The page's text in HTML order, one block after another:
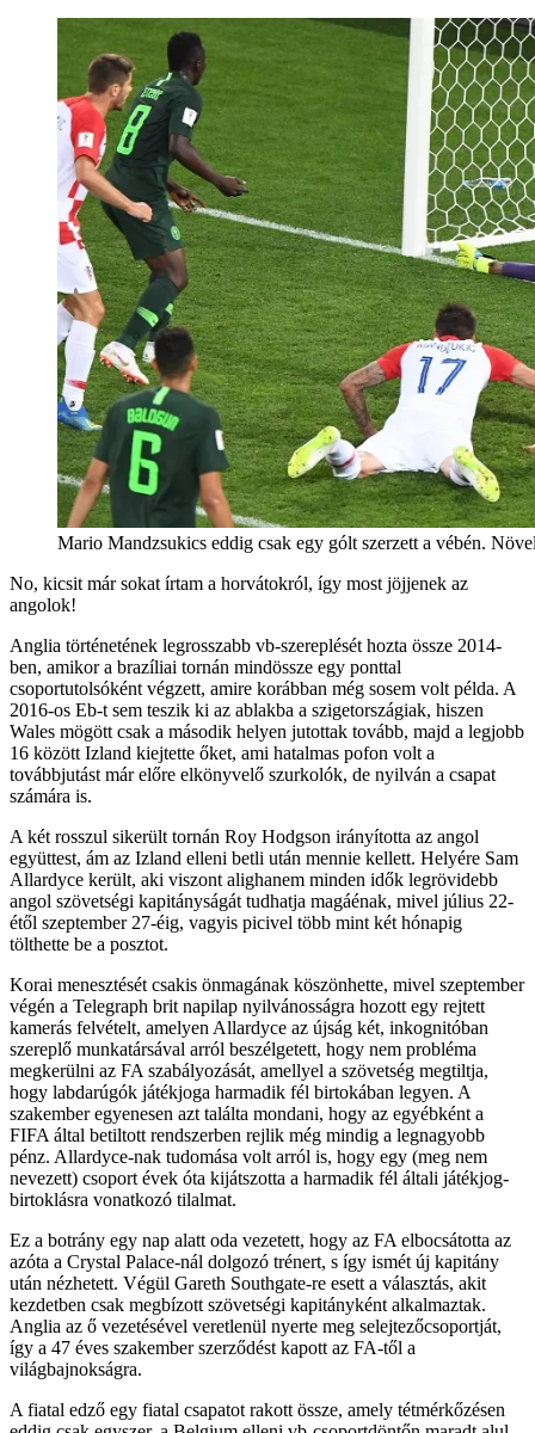
Mario Mandzsukics eddig csak egy gólt szerzett a vébén.
No, kicsit már sokat írtam a horvátokról, így most jöjjenek az
angolok!
Anglia történetének legrosszabb vb-szereplését hozta össze 2014-
ben, amikor a brazíliai tornán mindössze egy ponttal
csoportutolsóként végzett, amire korábban még sosem volt példa. A
2016-os Eb-t sem teszik ki az ablakba a szigetországiak, hiszen
Wales mögött csak a második helyen jutottak tovább, majd a legjobb
16 között Izland kiejtette őket, ami hatalmas pofon volt a
továbbjutást már előre elkönyvelő szurkolók, de nyilván a csapat
számára is.
A két rosszul sikerült tornán Roy Hodgson irányította az angol
együttest, ám az Izland elleni betli után mennie kellett. Helyére Sam
Allardyce került, aki viszont alighanem minden idők legrövidebb
angol szövetségi kapitányságát tudhatja magáénak, mivel július 22-
étől szeptember 27-éig, vagyis picivel több mint két hónapig
tölthette be a posztot.
Korai menesztését csakis önmagának köszönhette, mivel szeptember
végén a Telegraph brit napilap nyilvánosságra hozott egy rejtett
kamerás felvételt, amelyen Allardyce az újság két, inkognitóban
szereplő munkatársával arról beszélgetett, hogy nem probléma
megkerülni az FA szabályozását, amellyel a szövetség megtiltja,
hogy labdarúgók játékjoga harmadik fél birtokában legyen. A
szakember egyenesen azt találta mondani, hogy az egyébként a
FIFA által betiltott rendszerben rejlik még mindig a legnagyobb
pénz. Allardyce-nak tudomása volt arról is, hogy egy (meg nem
nevezett) csoport évek óta kijátszotta a harmadik fél általi játékjog-
birtoklásra vonatkozó tilalmat.
Ez a botrány egy nap alatt oda vezetett, hogy az FA elbocsátotta az
azóta a Crystal Palace-nál dolgozó trénert, s így ismét új kapitány
után nézhetett. Végül Gareth Southgate-re esett a választás, akit
kezdetben csak megbízott szövetségi kapitányként alkalmaztak.
Anglia az ő vezetésével veretlenül nyerte meg selejtezőcsoportját,
így a 47 éves szakember szerződést kapott az FA-től a
világbajnokságra.
A fiatal edző egy fiatal csapatot rakott össze, amely tétmérkőzésen